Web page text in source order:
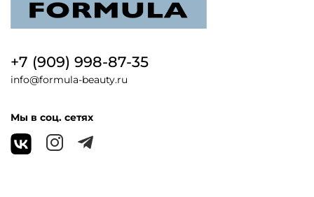
+7 (909) 998-87-35
info@formula-beauty.ru
Мы в соц. сетях